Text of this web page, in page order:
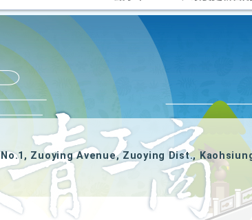
No.1, Zuoying Avenue, Zuoying Dist.,